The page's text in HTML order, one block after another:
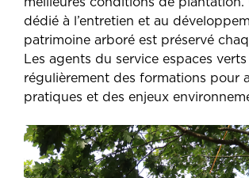
dédié à l’entretien et au
patrimoine arboré est préservé
Les agents du service espaces
régulièrement des formations pour
pratiques et des enjeux